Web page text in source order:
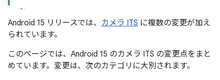
Android 15 リリースでは、 カメラ ITS に複数の変更が加え
られています。
このページでは、Android 15 のカメラ ITS の変更点をまと
めています。変更は、次のカテゴリに大別されます。